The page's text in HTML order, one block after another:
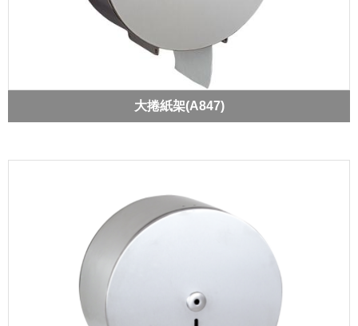
大捲紙架(A847)